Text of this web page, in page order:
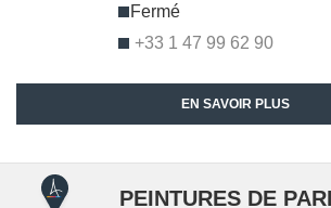
+33 1 47 99 62 90
Fermé
EN SAVOIR PLUS
PEINTURES DE